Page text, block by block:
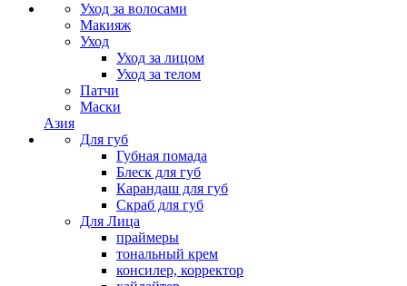
Уход за волосами
Макияж
Уход
Уход за лицом
Уход за телом
Патчи
Маски
Азия
Для губ
Губная помада
Блеск для губ
Карандаш для губ
Скраб для губ
Для Лица
праймеры
тональный крем
консилер, корректор